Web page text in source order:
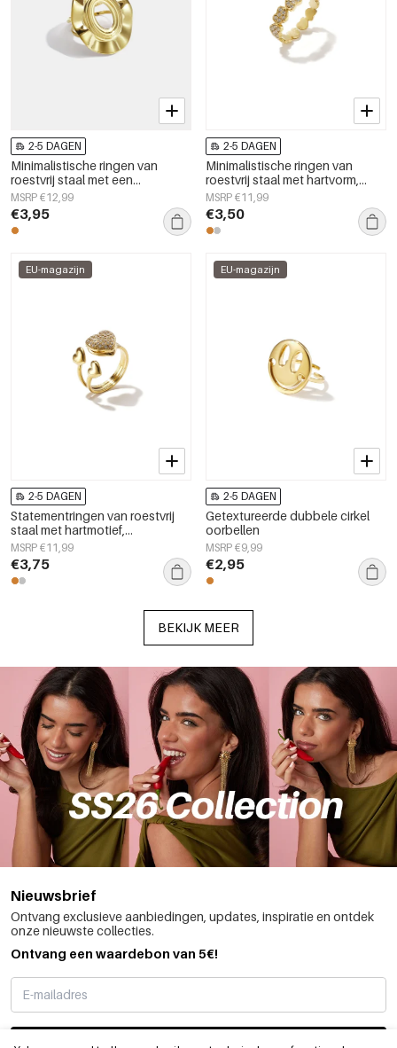
2-5 DAGEN
Minimalistische ringen van
roestvrij staal met een
onregelmatige vorm,
eenvoudige, alledaagse serie,
damessieraden
MSRP €12,99
€3,95
2-5 DAGEN
Minimalistische ringen van
roestvrij staal met hartvorm,
eenvoudige dagelijkse serie
voor dames.
MSRP €11,99
€3,50
EU-magazijn
2-5 DAGEN
Statementringen van roestvrij
staal met hartmotief,
eenvoudige en alledaagse
serie, dames sieraden
MSRP €11,99
€3,75
EU-magazijn
2-5 DAGEN
Getextureerde dubbele cirkel
oorbellen
MSRP €9,99
€2,95
BEKIJK MEER
Nieuwsbrief
Ontvang exclusieve aanbiedingen, updates, inspiratie en ontdek
onze nieuwste collecties.
Ontvang een waardebon van 5€!
SCHRIJF ME IN